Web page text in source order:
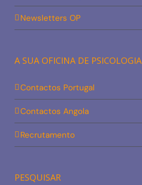
Newsletters OP
A SUA OFICINA DE PSICOLOGIA
Contactos Portugal
Contactos Angola
Recrutamento
PESQUISAR